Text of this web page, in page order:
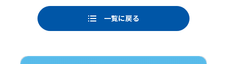
o
o
k
一覧に戻る